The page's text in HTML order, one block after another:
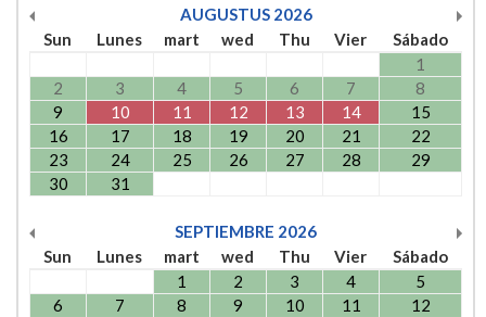
AUGUSTUS 2026
Sun
Lunes mart wed Thu Vier
Sábado
1
2
3 4 5 6 7
8
9
10 11 12 13 14
15
16
17 18 19 20 21
22
23
24 25 26 27 28
29
30
31
SEPTIEMBRE 2026
Sun
Lunes mart wed Thu Vier
Sábado
1
2 3 4
5
6
7 8 9 10 11
12